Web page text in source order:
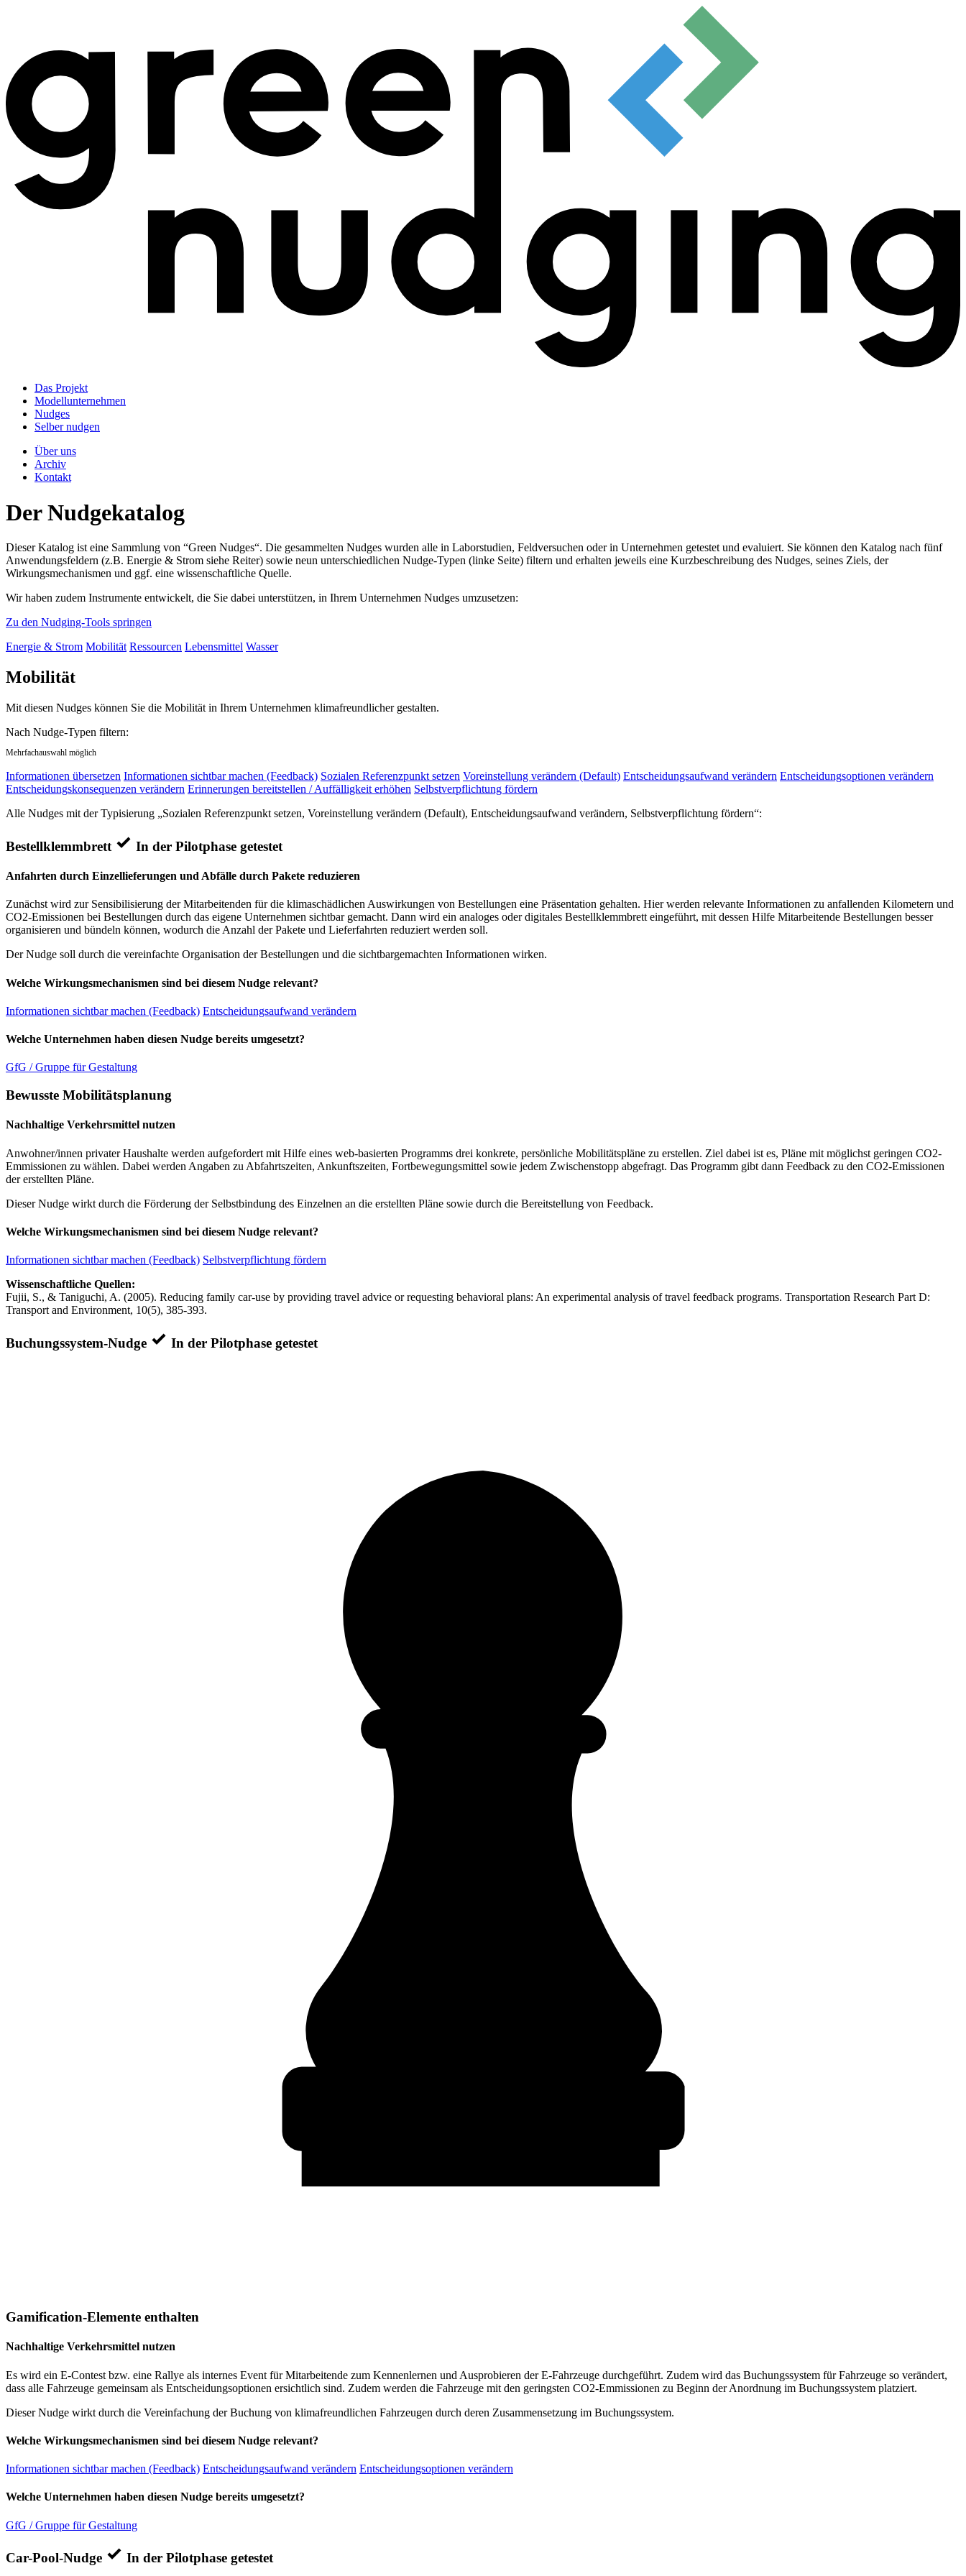
Das Projekt
Modellunternehmen
Nudges
Selber nudgen
Über uns
Archiv
Kontakt
Der Nudgekatalog
Dieser Katalog ist eine Sammlung von “Green Nudges“. Die gesammelten Nudges wurden alle in Laborstudien, Feldversuchen oder in Unternehmen getestet und evaluiert. Sie können den Katalog nach fünf
Anwendungsfeldern (z.B. Energie & Strom siehe Reiter) sowie neun unterschiedlichen Nudge-Typen (linke Seite) filtern und erhalten jeweils eine Kurzbeschreibung des Nudges, seines Ziels, der
Wirkungsmechanismen und ggf. eine wissenschaftliche Quelle.
Wir haben zudem Instrumente entwickelt, die Sie dabei unterstützen, in Ihrem Unternehmen Nudges umzusetzen:
Zu den Nudging-Tools springen
Energie & Strom Mobilität Ressourcen Lebensmittel Wasser
Mobilität
Mit diesen Nudges können Sie die Mobilität in Ihrem Unternehmen klimafreundlicher gestalten.
Nach Nudge-Typen filtern:
Mehrfachauswahl möglich
Informationen übersetzen Informationen sichtbar machen (Feedback) Sozialen Referenzpunkt setzen Voreinstellung verändern (Default) Entscheidungsaufwand verändern Entscheidungsoptionen verändern
Entscheidungskonsequenzen verändern Erinnerungen bereitstellen / Auffälligkeit erhöhen Selbstverpflichtung fördern
Alle Nudges mit der Typisierung „Sozialen Referenzpunkt setzen, Voreinstellung verändern (Default), Entscheidungsaufwand verändern, Selbstverpflichtung fördern“:
Bestellklemmbrett In der Pilotphase getestet
Anfahrten durch Einzellieferungen und Abfälle durch Pakete reduzieren
Zunächst wird zur Sensibilisierung der Mitarbeitenden für die klimaschädlichen Auswirkungen von Bestellungen eine Präsentation gehalten. Hier werden relevante Informationen zu anfallenden Kilometern und
CO2-Emissionen bei Bestellungen durch das eigene Unternehmen sichtbar gemacht. Dann wird ein analoges oder digitales Bestellklemmbrett eingeführt, mit dessen Hilfe Mitarbeitende Bestellungen besser
organisieren und bündeln können, wodurch die Anzahl der Pakete und Lieferfahrten reduziert werden soll.
Der Nudge soll durch die vereinfachte Organisation der Bestellungen und die sichtbargemachten Informationen wirken.
Welche Wirkungsmechanismen sind bei diesem Nudge relevant?
Informationen sichtbar machen (Feedback) Entscheidungsaufwand verändern
Welche Unternehmen haben diesen Nudge bereits umgesetzt?
GfG / Gruppe für Gestaltung
Bewusste Mobilitätsplanung
Nachhaltige Verkehrsmittel nutzen
Anwohner/innen privater Haushalte werden aufgefordert mit Hilfe eines web-basierten Programms drei konkrete, persönliche Mobilitätspläne zu erstellen. Ziel dabei ist es, Pläne mit möglichst geringen CO2-
Emmissionen zu wählen. Dabei werden Angaben zu Abfahrtszeiten, Ankunftszeiten, Fortbewegungsmittel sowie jedem Zwischenstopp abgefragt. Das Programm gibt dann Feedback zu den CO2-Emissionen
der erstellten Pläne.
Dieser Nudge wirkt durch die Förderung der Selbstbindung des Einzelnen an die erstellten Pläne sowie durch die Bereitstellung von Feedback.
Welche Wirkungsmechanismen sind bei diesem Nudge relevant?
Informationen sichtbar machen (Feedback) Selbstverpflichtung fördern
Wissenschaftliche Quellen:
Fujii, S., & Taniguchi, A. (2005). Reducing family car-use by providing travel advice or requesting behavioral plans: An experimental analysis of travel feedback programs. Transportation Research Part D:
Transport and Environment, 10(5), 385-393.
Buchungssystem-Nudge In der Pilotphase getestet
Gamification-Elemente enthalten
Nachhaltige Verkehrsmittel nutzen
Es wird ein E-Contest bzw. eine Rallye als internes Event für Mitarbeitende zum Kennenlernen und Ausprobieren der E-Fahrzeuge durchgeführt. Zudem wird das Buchungssystem für Fahrzeuge so verändert,
dass alle Fahrzeuge gemeinsam als Entscheidungsoptionen ersichtlich sind. Zudem werden die Fahrzeuge mit den geringsten CO2-Emmissionen zu Beginn der Anordnung im Buchungssystem platziert.
Dieser Nudge wirkt durch die Vereinfachung der Buchung von klimafreundlichen Fahrzeugen durch deren Zusammensetzung im Buchungssystem.
Welche Wirkungsmechanismen sind bei diesem Nudge relevant?
Informationen sichtbar machen (Feedback) Entscheidungsaufwand verändern Entscheidungsoptionen verändern
Welche Unternehmen haben diesen Nudge bereits umgesetzt?
GfG / Gruppe für Gestaltung
Car-Pool-Nudge In der Pilotphase getestet